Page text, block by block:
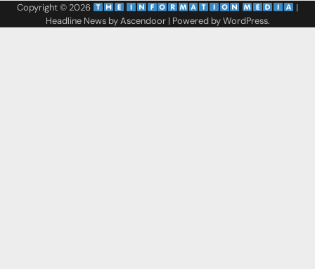
Copyright © 2026
|
Headline News byAscendoor| Powered byWordPress.